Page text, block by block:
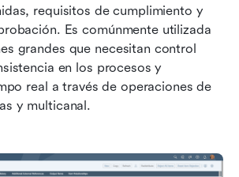
requisitos de cumplimiento y
Es comúnmente utilizada
grandes que necesitan control
en los procesos y
real a través de operaciones de
y multicanal.